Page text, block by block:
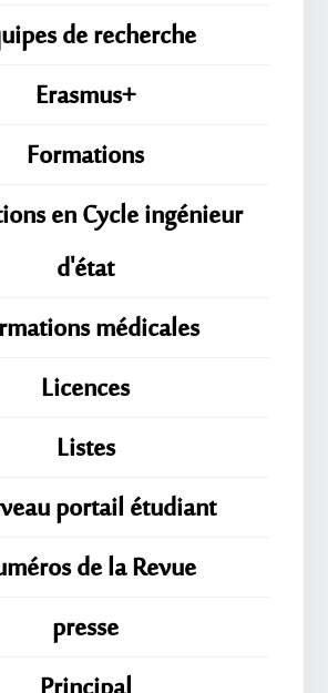
de recherche
Erasmus+
Formations
en Cycle ingénieur
d'état
médicales
Licences
Listes
portail étudiant
de la Revue
presse